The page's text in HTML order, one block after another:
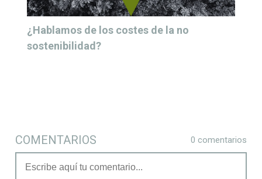
¿Hablamos de los costes de la no
sostenibilidad?
COMENTARIOS 0 comentarios